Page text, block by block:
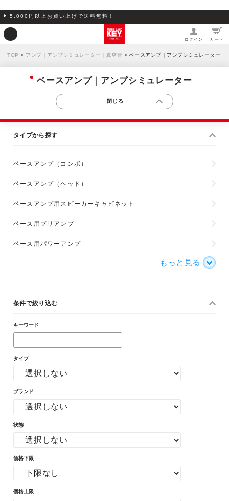
5,000円以上お買い上げで送料無料！
ログイン カート
TOP > アンプ｜アンプシミュレーター｜真空管 > ベースアンプ｜アンプシミュレーター
ベースアンプ｜アンプシミュレーター
タイプから探す
ベースアンプ（コンボ）
ベースアンプ（ヘッド）
ベースアンプ用スピーカーキャビネット
ベース用プリアンプ
ベース用パワーアンプ
もっと見る
条件で絞り込む
キーワード
タイプ
ブランド
状態
価格下限
価格上限